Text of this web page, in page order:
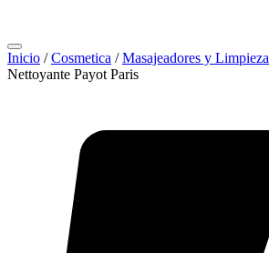
Inicio /Cosmetica /Masajeadores y Limpieza
Nettoyante Payot Paris